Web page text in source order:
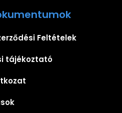
Feltételek
tájékoztató